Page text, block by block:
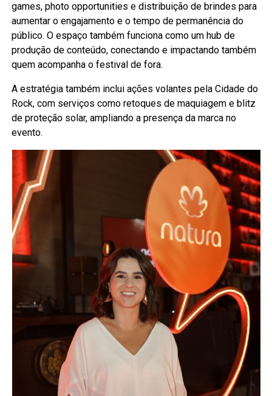
games, photo opportunities e distribuição de brindes para
aumentar o engajamento e o tempo de permanência do
público. O espaço também funciona como um hub de
produção de conteúdo, conectando e impactando também
quem acompanha o festival de fora.
A estratégia também inclui ações volantes pela Cidade do
Rock, com serviços como retoques de maquiagem e blitz
de proteção solar, ampliando a presença da marca no
evento.